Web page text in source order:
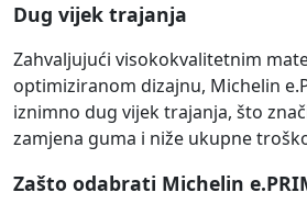
Dug vijek trajanja
Zahvaljujući visokokvalitetnim
optimiziranom dizajnu, Michelin
iznimno dug vijek trajanja, što
zamjena guma i niže ukupne
Zašto odabrati Michelin